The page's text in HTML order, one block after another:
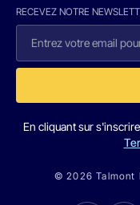
RECEVEZ NOTRE
En cliquant sur
© 2026 Talmont